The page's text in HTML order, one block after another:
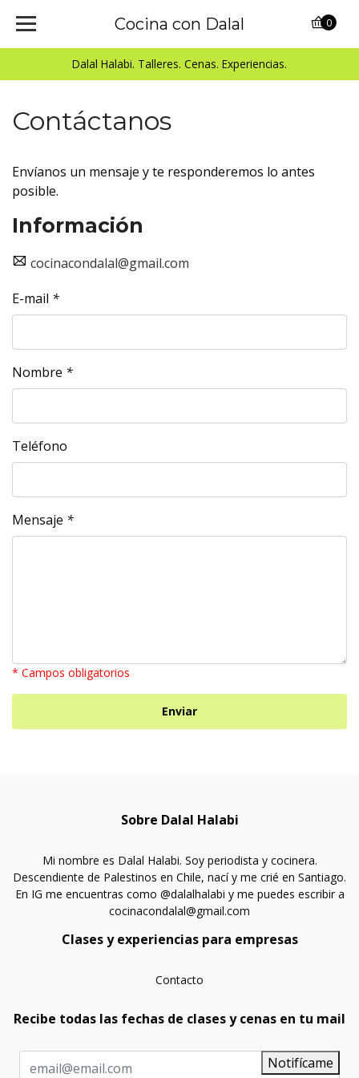
Dalal Halabi. Talleres. Cenas. Experiencias.
Cocina con Dalal 0
Contáctanos
Envíanos un mensaje y te responderemos lo antes
posible.
Información
cocinacondalal@gmail.com
E-mail *
Nombre *
Teléfono
Mensaje *
* Campos obligatorios
Sobre Dalal Halabi
Mi nombre es Dalal Halabi. Soy periodista y cocinera.
Descendiente de Palestinos en Chile, nací y me crié en Santiago.
En IG me encuentras como @dalalhalabi y me puedes escribir a
cocinacondalal@gmail.com
Clases y experiencias para empresas
Contacto
Recibe todas las fechas de clases y cenas en tu mail
Notifícame